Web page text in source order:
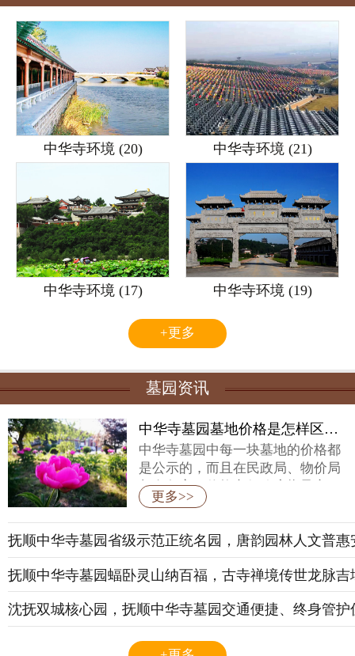
中华寺环境 (20) 中华寺环境 (21)
中华寺环境 (17) 中华寺环境 (19)
+更多
墓园资讯
中华寺墓园墓地价格是怎样区分的呢？
中华寺墓园中每一块墓地的价格都
是公示的，而且在民政局、物价局
都有备案，价格实行政府指导定
价。
更多>>
抚顺中华寺墓园省级示范正统名园，唐韵园林人文普惠
抚顺中华寺墓园蝠卧灵山纳百福，古寺禅境传世龙脉吉
沈抚双城核心园，抚顺中华寺墓园交通便捷、终身管护